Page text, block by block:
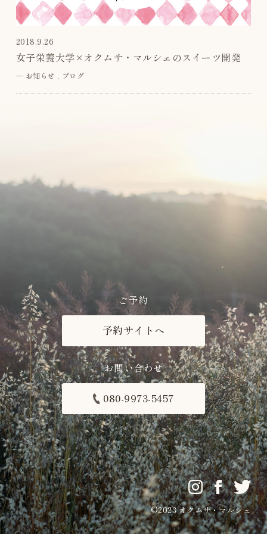
2018.9.26
女子栄養大学×オクムサ・マルシェのスイーツ開発
― お知らせ ブログ
ご予約
予約サイトへ
お問い合わせ
080-9973-5457
©2023 オクムサ・マルシェ